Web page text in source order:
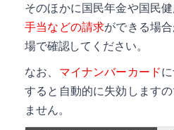
そのほかに国民年金や国民
手当などの請求ができる場
場で確認してください。
なお、 マイナンバーカード
すると自動的に失効します
ません。